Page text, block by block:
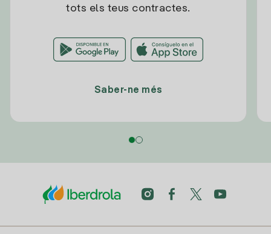
tots els teus contractes.
Saber-ne més